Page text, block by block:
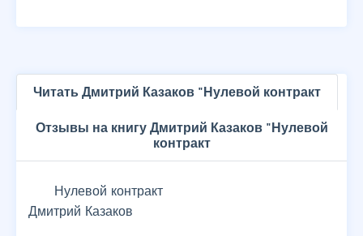
Читать Дмитрий Казаков "Нулевой контракт
Отзывы на книгу Дмитрий Казаков "Нулевой
контракт
Нулевой контракт
Дмитрий Казаков